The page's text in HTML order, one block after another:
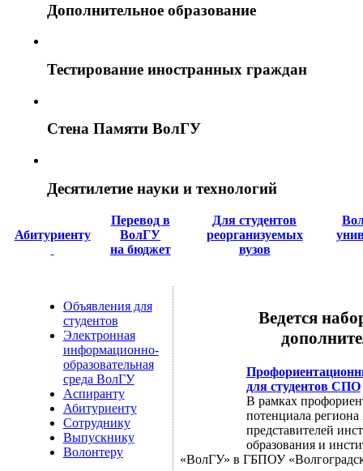
Дополнительное образование
Тестирование иностранных граждан
Стена Памяти ВолГУ
Десятилетие науки и технологий
Абитуриенту
Перевод в
ВолГУ
на бюджет
Для студентов
реорганизуемых
вузов
Объявления для
студентов
Электронная
информационно-
образовательная
среда ВолГУ
Аспиранту
Абитуриенту
Сотруднику
Выпускнику
Волонтеру
Ведется
для студентов СПО
В рамках
потенциала
представителей
образования и
«ВолГУ» в ГБПОУ